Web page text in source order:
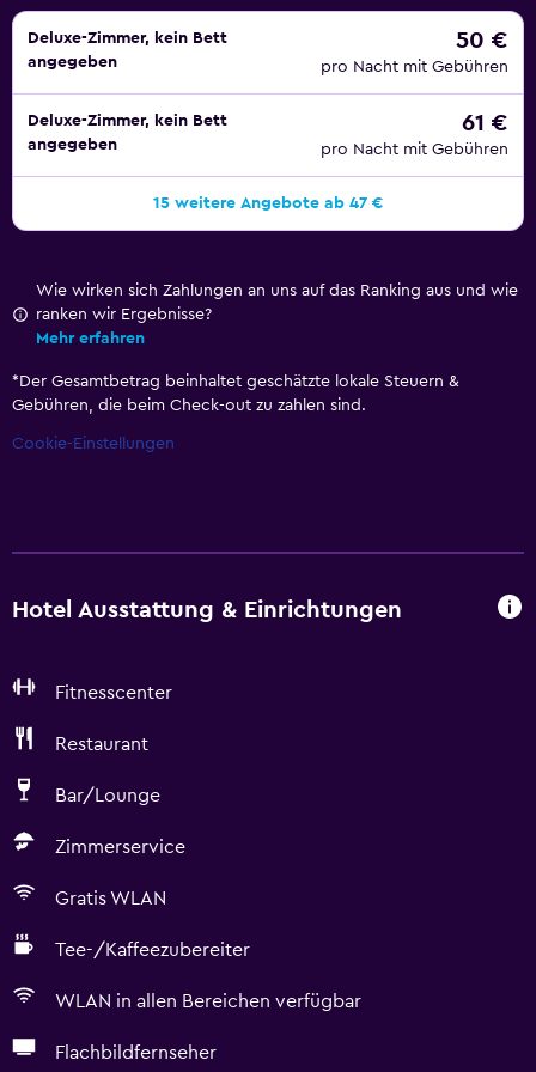
Deluxe-Zimmer, kein Bett
angegeben
50 €
pro Nacht mit Gebühren
Deluxe-Zimmer, kein Bett
angegeben
61 €
pro Nacht mit Gebühren
15 weitere Angebote ab 47 €
Wie wirken sich Zahlungen an uns auf das Ranking aus und wie
ranken wir Ergebnisse?
Mehr erfahren
* Der Gesamtbetrag beinhaltet geschätzte lokale Steuern &
Gebühren, die beim Check-out zu zahlen sind.
Cookie-Einstellungen
Hotel Ausstattung & Einrichtungen
Fitnesscenter
Restaurant
Bar/Lounge
Zimmerservice
Gratis WLAN
Tee-/Kaffeezubereiter
WLAN in allen Bereichen verfügbar
Flachbildfernseher